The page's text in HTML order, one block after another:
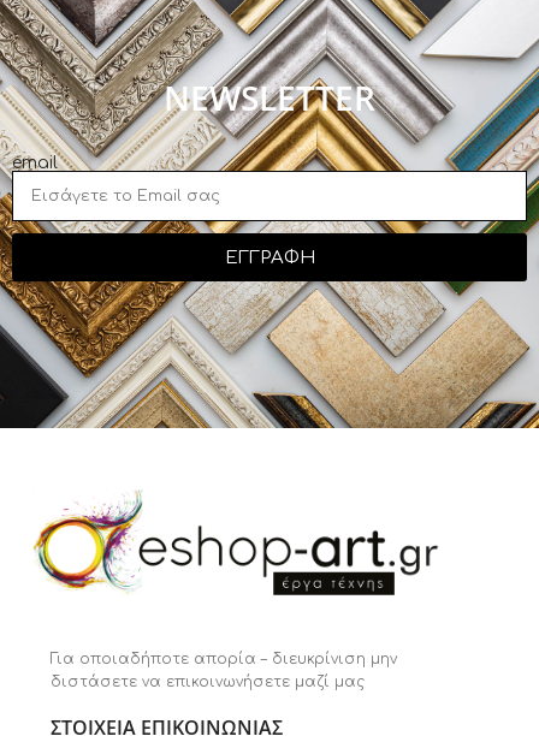
NEWSLETTER
email
ΕΓΓΡΑΦΗ
Για οποιαδήποτε απορία – διευκρίνιση μην
διστάσετε να επικοινωνήσετε μαζί μας
ΣΤΟΙΧΕΙΑ ΕΠΙΚΟΙΝΩΝΙΑΣ